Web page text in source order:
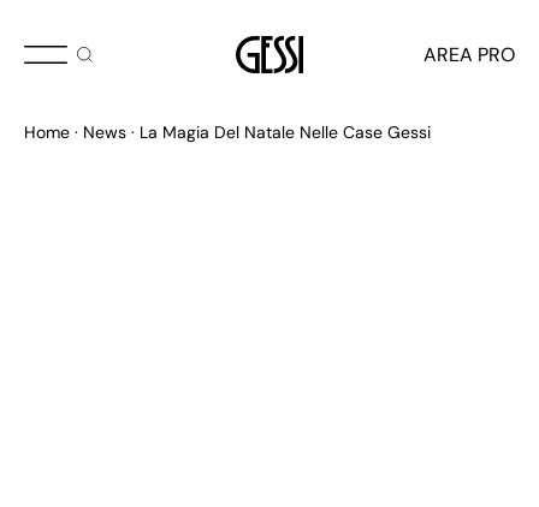
AREA PRO
Home News La Magia Del Natale Nelle Case Gessi
DICEMBRE 2024